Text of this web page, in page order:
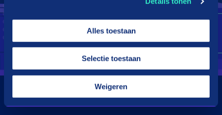
Alles toestaan
Selectie toestaan
Weigeren